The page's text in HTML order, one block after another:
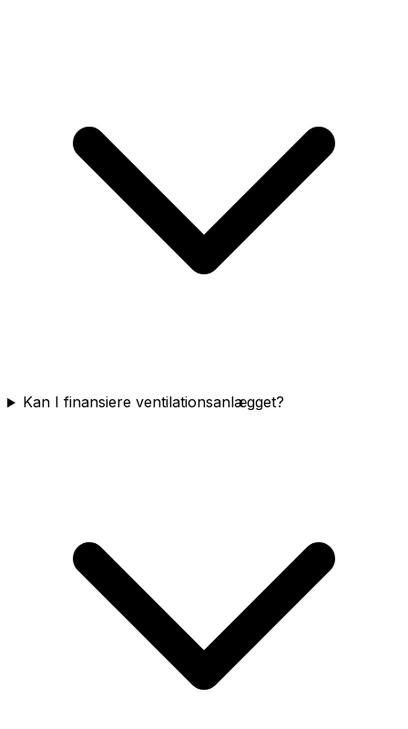
Kan I finansiere ventilationsanlægget?